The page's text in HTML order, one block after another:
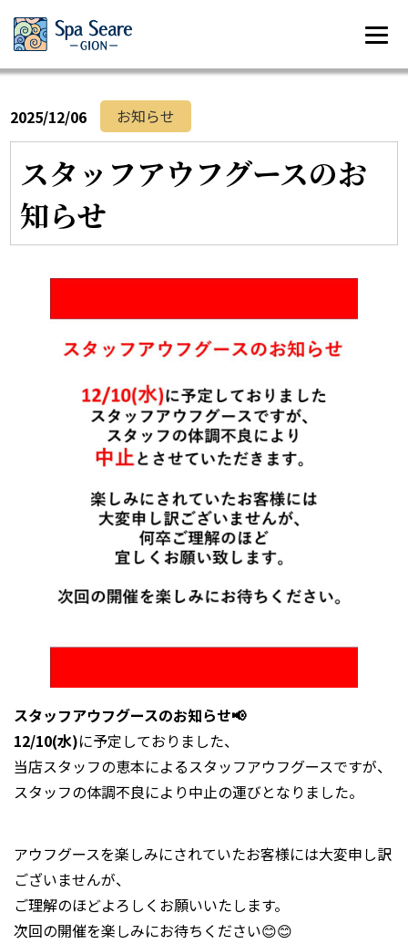
2025/12/06 お知らせ
スタッフアウフグースのお
知らせ
スタッフアウフグースのお知らせ📢
12/10(水)に予定しておりました、
当店スタッフの恵本によるスタッフアウフグースですが、
スタッフの体調不良により中止の運びとなりました。
アウフグースを楽しみにされていたお客様には大変申し訳
ございませんが、
ご理解のほどよろしくお願いいたします。
次回の開催を楽しみにお待ちください😊😊